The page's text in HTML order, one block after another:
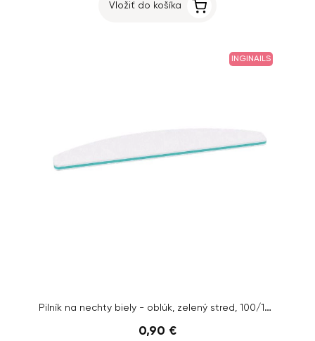
Vložiť do košíka
INGINAILS
Pilník na nechty biely - oblúk, zelený stred, 100/180
0,90 €